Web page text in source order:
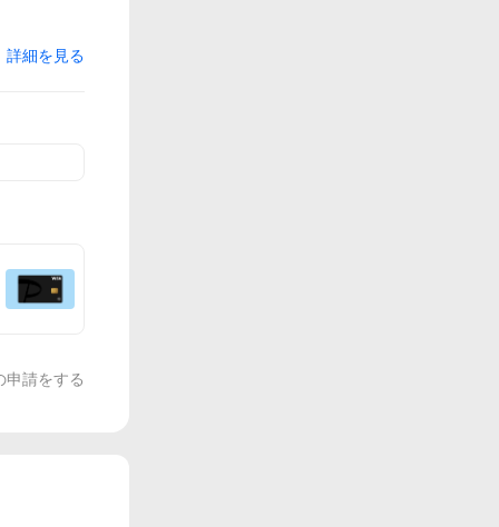
詳細を見る
申請をする